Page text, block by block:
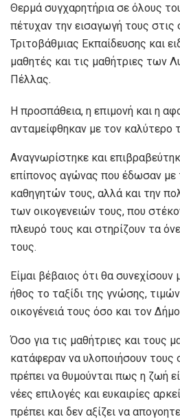
Θερμά συγχαρητήρια σε όλους
πέτυχαν την εισαγωγή τους στις
Τριτοβάθμιας Εκπαίδευσης και
μαθητές και τις μαθήτριες των
Πέλλας.
Η προσπάθεια, η επιμονή και η
ανταμείφθηκαν με τον καλύτερο
Αναγνωρίστηκε και
επίπονος αγώνας που έδωσαν με
καθηγητών τους, αλλά και την
των οικογενειών τους, που
πλευρό τους και στηρίζουν τα
τους.
Είμαι βέβαιος ότι θα συνεχίσουν
ήθος το ταξίδι της γνώσης,
οικογένειά τους όσο και τον
Όσο για τις μαθήτριες και τους
κατάφεραν να υλοποιήσουν τους
πρέπει να θυμούνται πως η ζωή
νέες επιλογές και ευκαιρίες
πρέπει και δεν αξίζει να